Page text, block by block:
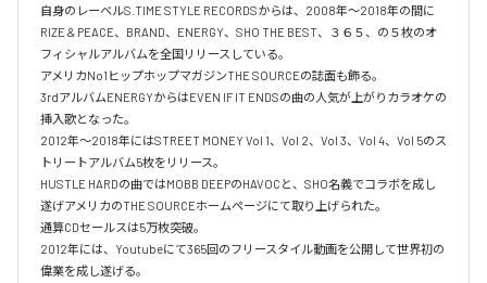
自身のレーベルS.TIME STYLE RECORDSからは、2008年〜2018年の間に
RIZE & PEACE、BRAND、ENERGY、SHO THE BEST、３６５、の５枚のオ
フィシャルアルバムを全国リリースしている。
アメリカNo1ヒップホップマガジンTHE SOURCEの誌面も飾る。
3rdアルバムENERGYからはEVEN IF IT ENDSの曲の人気が上がりカラオケの
挿入歌となった。
2012年〜2018年にはSTREET MONEY Vol 1、Vol 2、Vol 3、Vol 4、Vol 5のス
トリートアルバム5枚をリリース。
HUSTLE HARDの曲ではMOBB DEEPのHAVOCと、SHO名義でコラボを成し
遂げアメリカのTHE SOURCEホームページにて取り上げられた。
通算CDセールスは5万枚突破。
2012年には、Youtubeにて365回のフリースタイル動画を公開して世界初の
偉業を成し遂げる。